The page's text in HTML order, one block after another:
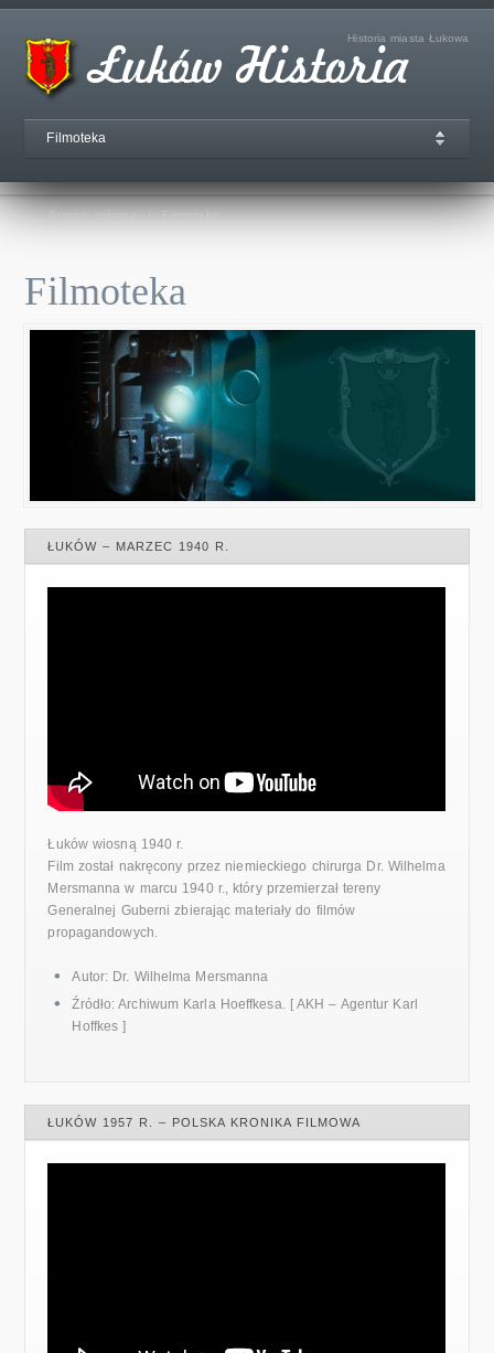
Historia miasta Łukowa
Filmoteka
Strona główna Filmoteka
Filmoteka
ŁUKÓW – MARZEC 1940 R.
Łuków wiosną 1940 r.
Film został nakręcony przez niemieckiego chirurga Dr. Wilhelma
Mersmanna w marcu 1940 r., który przemierzał tereny
Generalnej Guberni zbierając materiały do filmów
propagandowych.
Autor: Dr. Wilhelma Mersmanna
Źródło: Archiwum Karla Hoeffkesa. [ AKH – Agentur Karl
Hoffkes ]
ŁUKÓW 1957 R. – POLSKA KRONIKA FILMOWA